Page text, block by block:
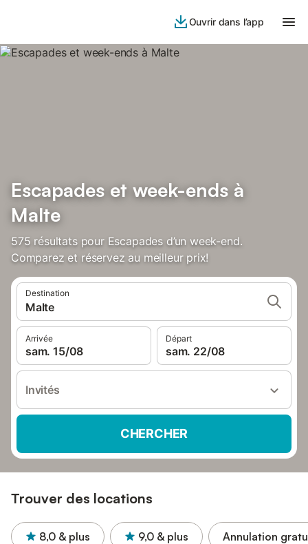
Ouvrir dans l’app
Escapades et week-ends à
Malte
575 résultats pour Escapades d’un week-end.
Comparez et réservez au meilleur prix!
Destination
Malte
Arrivée
sam. 15/08
Départ
sam. 22/08
Invités
CHERCHER
Trouver des locations
8,0 & plus 9,0 & plus Annulation